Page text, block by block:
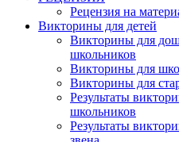
Рецензия на
Викторины для детей
Викторины для
школьников
Викторины для
Викторины для
Результаты
школьников
Результаты